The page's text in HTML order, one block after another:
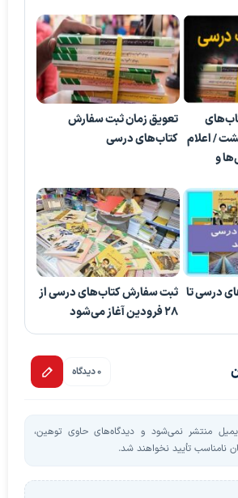
/ اعلام
و
تعویق زمان ثبت سفارش
کتاب‌های درسی
درسی تا ثبت سفارش کتاب‌های درسی از
۲۸ فرودین آغاز می‌شود
0 دیدگاه
منتشر نمی‌شود و دیدگاه‌های حاوی توهین،
نامناسب تأیید نخواهند شد.